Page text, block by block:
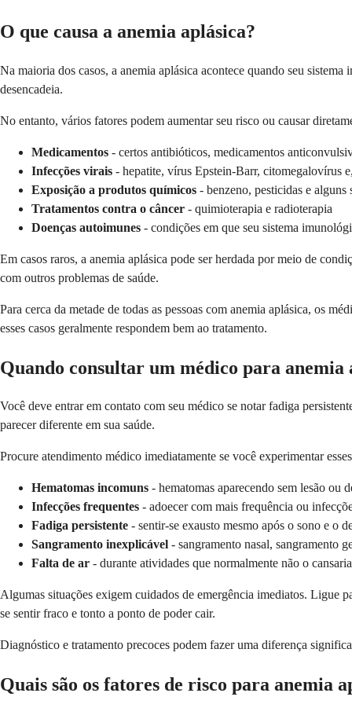
O que causa a anemia aplásica?
Na maioria dos casos, a anemia aplásica acontece quando seu
desencadeia.
No entanto, vários fatores podem aumentar seu risco ou causar
Medicamentos - certos antibióticos, medicamentos
Infecções virais - hepatite, vírus Epstein-Barr, citomegalovírus
Exposição a produtos químicos - benzeno, pesticidas e alguns
Tratamentos contra o câncer - quimioterapia e radioterapia
Doenças autoimunes - condições em que seu sistema
Em casos raros, a anemia aplásica pode ser herdada por meio de
com outros problemas de saúde.
Para cerca da metade de todas as pessoas com anemia aplásica, os
esses casos geralmente respondem bem ao tratamento.
Quando consultar um médico para anemia
Você deve entrar em contato com seu médico se notar fadiga
parecer diferente em sua saúde.
Procure atendimento médico imediatamente se você experimentar
Hematomas incomuns - hematomas aparecendo sem lesão ou
Infecções frequentes - adoecer com mais frequência ou
Fadiga persistente - sentir-se exausto mesmo após o sono e o
Sangramento inexplicável - sangramento nasal, sangramento
Falta de ar - durante atividades que normalmente não o
Algumas situações exigem cuidados de emergência imediatos. Ligue
se sentir fraco e tonto a ponto de poder cair.
Diagnóstico e tratamento precoces podem fazer uma diferença
Quais são os fatores de risco para anemia